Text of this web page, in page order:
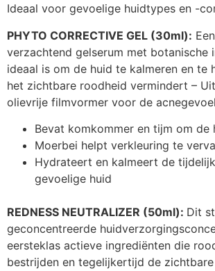
Ideaal voor gevoelige huidtypes en -
PHYTO CORRECTIVE GEL (30ml):
verzachtend gelserum met botanische
ideaal is om de huid te kalmeren en te
het zichtbare roodheid vermindert –
olievrije filmvormer voor de
Bevat komkommer en tijm om de
Moerbei helpt verkleuring te
Hydrateert en kalmeert de
gevoelige huid
REDNESS NEUTRALIZER (50ml): Dit
geconcentreerde
eersteklas actieve ingrediënten die
bestrijden en tegelijkertijd de